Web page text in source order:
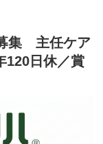
集 主任ケア
120日休／賞